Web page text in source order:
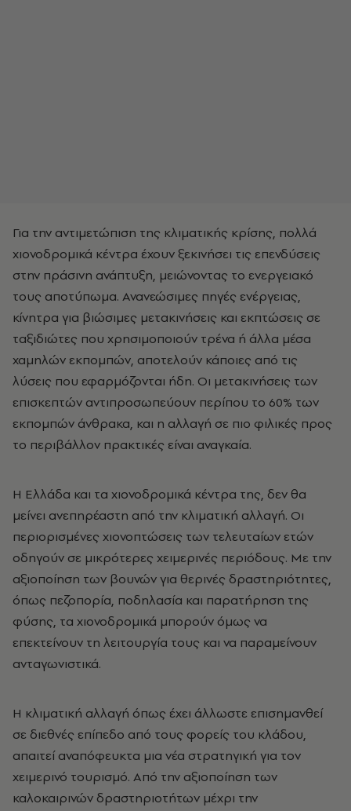
Για την αντιμετώπιση της κλιματικής κρίσης, πολλά
χιονοδρομικά κέντρα έχουν ξεκινήσει τις επενδύσεις
στην πράσινη ανάπτυξη, μειώνοντας το ενεργειακό
τους αποτύπωμα. Ανανεώσιμες πηγές ενέργειας,
κίνητρα για βιώσιμες μετακινήσεις και εκπτώσεις σε
ταξιδιώτες που χρησιμοποιούν τρένα ή άλλα μέσα
χαμηλών εκπομπών, αποτελούν κάποιες από τις
λύσεις που εφαρμόζονται ήδη. Οι μετακινήσεις των
επισκεπτών αντιπροσωπεύουν περίπου το 60% των
εκπομπών άνθρακα, και η αλλαγή σε πιο φιλικές προς
το περιβάλλον πρακτικές είναι αναγκαία.
Η Ελλάδα και τα χιονοδρομικά κέντρα της, δεν θα
μείνει ανεπηρέαστη από την κλιματική αλλαγή. Οι
περιορισμένες χιονοπτώσεις των τελευταίων ετών
οδηγούν σε μικρότερες χειμερινές περιόδους. Με την
αξιοποίηση των βουνών για θερινές δραστηριότητες,
όπως πεζοπορία, ποδηλασία και παρατήρηση της
φύσης, τα χιονοδρομικά μπορούν όμως να
επεκτείνουν τη λειτουργία τους και να παραμείνουν
ανταγωνιστικά.
Η κλιματική αλλαγή όπως έχει άλλωστε επισημανθεί
σε διεθνές επίπεδο από τους φορείς του κλάδου,
απαιτεί αναπόφευκτα μια νέα στρατηγική για τον
χειμερινό τουρισμό. Από την αξιοποίηση των
καλοκαιρινών δραστηριοτήτων μέχρι την